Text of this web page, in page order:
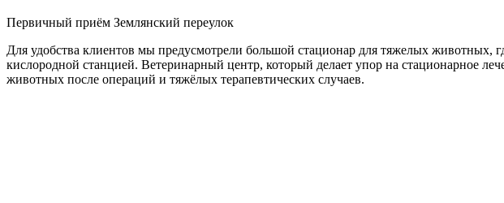
Первичный приём Землянский переулок
Для удобства клиентов мы предусмотрели большой стационар для тяжелых животных,
кислородной станцией. Ветеринарный центр, который делает упор на стационарное
животных после операций и тяжёлых терапевтических случаев.